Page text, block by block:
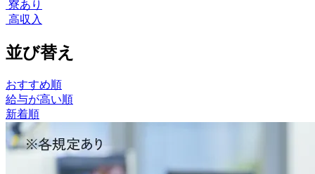
寮あり
高収入
並び替え
おすすめ順
給与が高い順
新着順